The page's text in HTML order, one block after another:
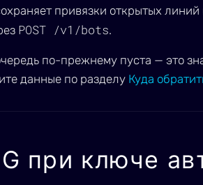
привязки открытых
POST /v1/bots.
по-прежнему пуста — это
данные по разделу Куда
при ключе